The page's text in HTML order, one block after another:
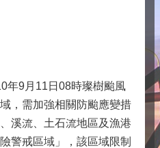
年9月11日08時璨樹颱風
，需加強相關防颱應變措
溪流、土石流地區及漁港
警戒區域」，該區域限制